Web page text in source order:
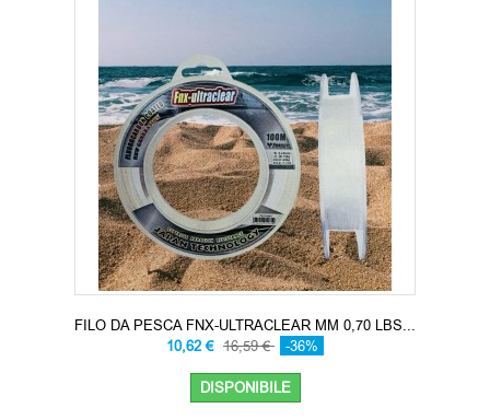
FILO DA PESCA FNX-ULTRACLEAR MM 0,70 LBS...
10,62 € 16,59 € -36%
DISPONIBILE